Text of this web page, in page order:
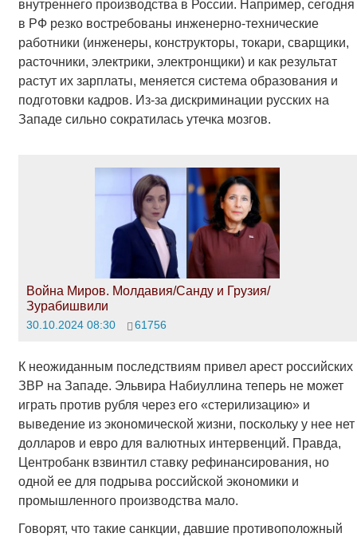
внутреннего производства в России. Например, сегодня
в РФ резко востребованы инженерно-технические
работники (инженеры, конструкторы, токари, сварщики,
расточники, электрики, электронщики) и как результат
растут их зарплаты, меняется система образования и
подготовки кадров. Из-за дискриминации русских на
Западе сильно сократилась утечка мозгов.
Война Миров. Молдавия/Санду и Грузия/
Зурабишвили
30.10.2024 08:30 61756
К неожиданным последствиям привел арест российских
ЗВР на Западе. Эльвира Набиуллина теперь не может
играть против рубля через его «стерилизацию» и
выведение из экономической жизни, поскольку у нее нет
долларов и евро для валютных интервенций. Правда,
Центробанк взвинтил ставку рефинансирования, но
одной ее для подрыва российской экономики и
промышленного производства мало.
Говорят, что такие санкции, давшие противоположный